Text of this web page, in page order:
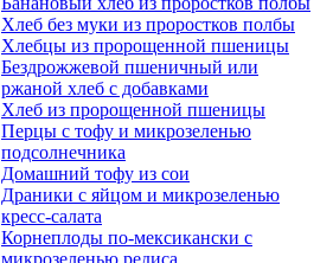
Хлеб без муки из проростков полбы
Хлебцы из пророщенной пшеницы
Бездрожжевой пшеничный или
ржаной хлеб с добавками
Хлеб из пророщенной пшеницы
Перцы с тофу и микрозеленью
подсолнечника
Домашний тофу из сои
Драники с яйцом и микрозеленью
кресс-салата
Корнеплоды по-мексикански с
микрозеленью редиса